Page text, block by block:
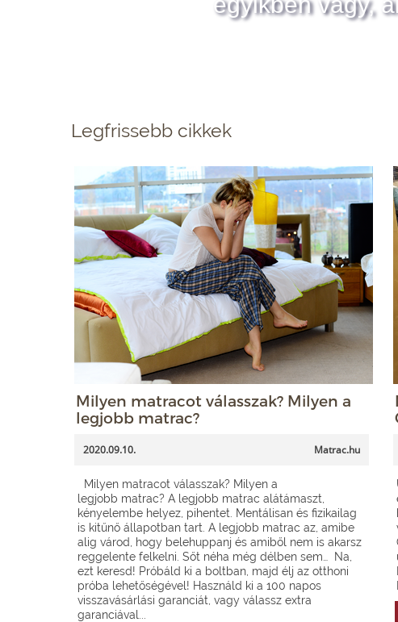
Legfrissebb cikkek
Milyen matracot válasszak? Milyen a
legjobb matrac?
2020.09.10. Matrac.hu
Milyen matracot válasszak? Milyen a
legjobb matrac? A legjobb matrac alátámaszt,
kényelembe helyez, pihentet. Mentálisan és fizikailag
is kitűnő állapotban tart. A legjobb matrac az, amibe
alig várod, hogy belehuppanj és amiből nem is akarsz
reggelente felkelni. Sőt néha még délben sem… Na,
ezt keresd! Próbáld ki a boltban, majd élj az otthoni
próba lehetőségével! Használd ki a 100 napos
visszavásárlási garanciát, vagy válassz extra
garanciával...